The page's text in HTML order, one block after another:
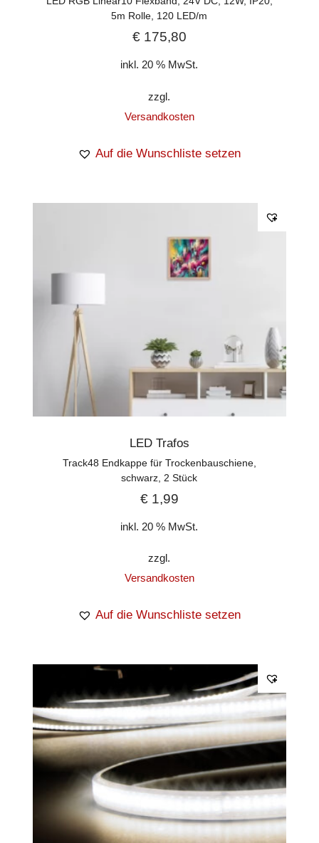
5m Rolle, 120 LED/m
€175,80
inkl. 20 % MwSt.
zzgl.
Versandkosten
Auf die Wunschliste setzen
LED Trafos
Track48 Endkappe für Trockenbauschiene,
schwarz, 2 Stück
€1,99
inkl. 20 % MwSt.
zzgl.
Versandkosten
Auf die Wunschliste setzen